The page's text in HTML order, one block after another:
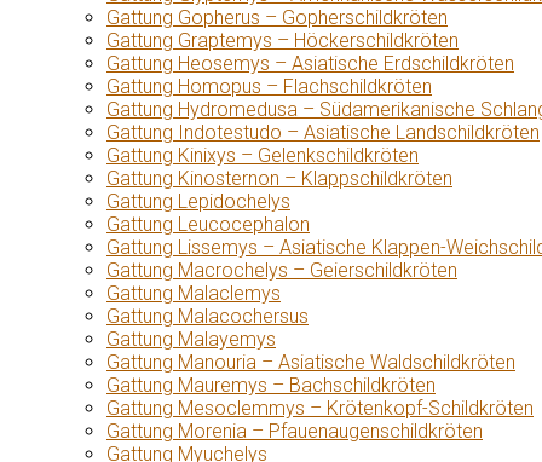
Gattung Gopherus – Gopherschildkröten
Gattung Graptemys – Höckerschildkröten
Gattung Heosemys – Asiatische Erdschildkröten
Gattung Homopus – Flachschildkröten
Gattung Hydromedusa – Südamerikanische
Gattung Indotestudo – Asiatische Landschildkröten
Gattung Kinixys – Gelenkschildkröten
Gattung Kinosternon – Klappschildkröten
Gattung Lepidochelys
Gattung Leucocephalon
Gattung Lissemys – Asiatische Klappen-
Gattung Macrochelys – Geierschildkröten
Gattung Malaclemys
Gattung Malacochersus
Gattung Malayemys
Gattung Manouria – Asiatische Waldschildkröten
Gattung Mauremys – Bachschildkröten
Gattung Mesoclemmys – Krötenkopf-Schildkröten
Gattung Morenia – Pfauenaugenschildkröten
Gattung Myuchelys